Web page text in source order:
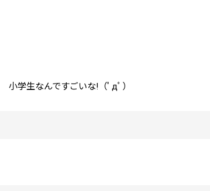
小学生なんですごいな!（ﾟдﾟ）